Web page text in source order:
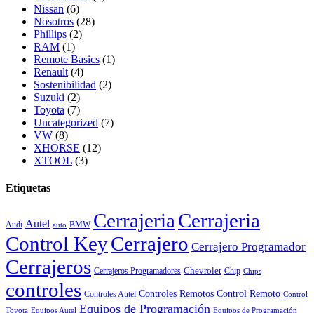
Nissan (6)
Nosotros (28)
Phillips (2)
RAM (1)
Remote Basics (1)
Renault (4)
Sostenibilidad (2)
Suzuki (2)
Toyota (7)
Uncategorized (7)
VW (8)
XHORSE (12)
XTOOL (3)
Etiquetas
Audi Autel auto BMW Cerrajeria Cerrajeria
Control KeyCerrajero Cerrajero Programador
Cerrajeros Cerrajeros Programadores Chevrolet Chip Chips
controles Controles Autel Controles Remotos Control Remoto Control
Toyota Equipos Autel Equipos de Programación Equipos de Programación